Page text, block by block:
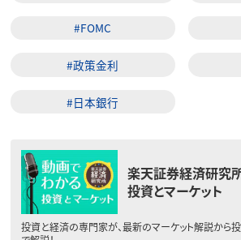
#FOMC
#政策金利
#日本銀行
楽天証券経済研究
投資とマーケット
投資と経済の専門家が、最新のマーケット解説から